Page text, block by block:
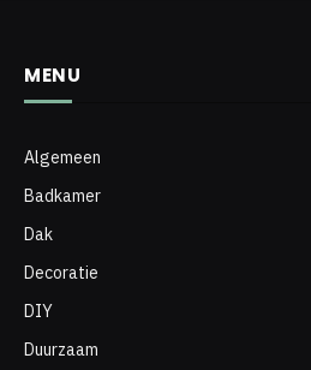
MENU
Algemeen
Badkamer
Dak
Decoratie
DIY
Duurzaam